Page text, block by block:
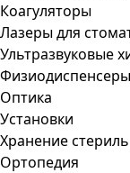
Коагуляторы
Лазеры для
Ультразвуковые
Оптика
Установки
Хранение
Ортопедия